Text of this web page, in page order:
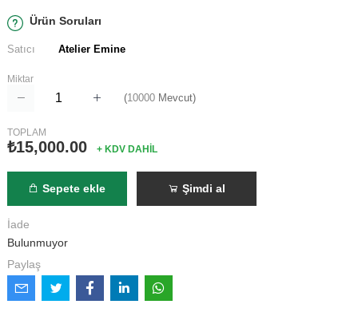
Ürün Soruları
Satıcı Atelier Emine
Miktar
(10000Mevcut)
TOPLAM
₺15,000.00 + KDV DAHİL
Sepete ekle Şimdi al
İade
Bulunmuyor
Paylaş